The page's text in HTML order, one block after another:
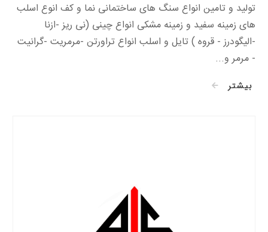
تولید و تامین انواع سنگ های ساختمانی نما و کف انوع اسلب
های زمینه سفید و زمینه مشکی انواع چینی (نی ریز -ازنا
-الیگودرز - قروه ) تایل و اسلب انواع تراورتن -مرمریت -گرانیت
- مرمر و...
بیشتر